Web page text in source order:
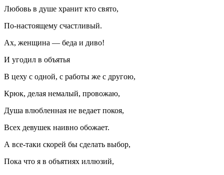
Любовь в душе хранит кто свято,
По-настоящему счастливый.
Ах, женщина — беда и диво!
И угодил в объятья
В цеху с одной, с работы же с другою,
Крюк, делая немалый, провожаю,
Душа влюбленная не ведает покоя,
Всех девушек наивно обожает.
А все-таки скорей бы сделать выбор,
Пока что я в объятиях иллюзий,